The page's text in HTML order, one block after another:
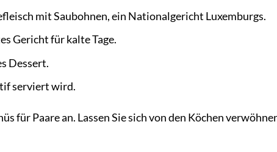
mit Saubohnen, ein Nationalgericht Luxemburgs.
Gericht für kalte Tage.
Dessert.
serviert wird.
für Paare an. Lassen Sie sich von den Köchen